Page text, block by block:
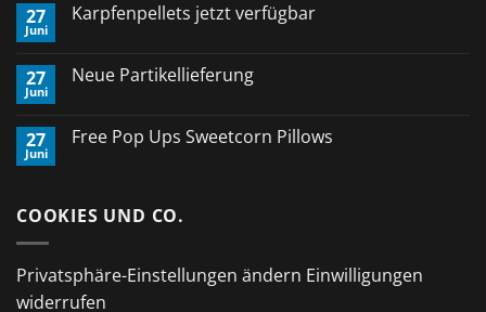
Zurück
Simon
T.
27
Juni
Karpfenpellets jetzt verfügbar
Karpfenpellets
27
Juni
Neue Partikellieferung
Neue
27
Juni
Free Pop Ups Sweetcorn Pillows
Pop
COOKIES UND CO.
Privatsphäre-Einstellungen ändern Einwilligungen
widerrufen